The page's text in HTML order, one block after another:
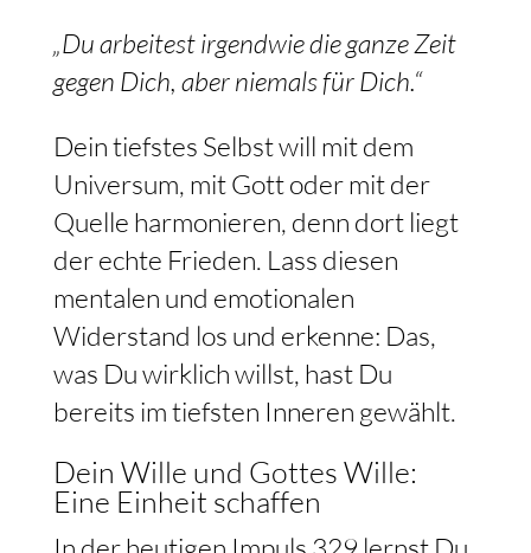
„Du arbeitest irgendwie die ganze Zeit
gegen Dich, aber niemals für Dich.“
Dein tiefstes Selbst will mit dem
Universum, mit Gott oder mit der
Quelle harmonieren, denn dort liegt
der echte Frieden. Lass diesen
mentalen und emotionalen
Widerstand los und erkenne: Das,
was Du wirklich willst, hast Du
bereits im tiefsten Inneren gewählt.
Dein Wille und Gottes Wille:
Eine Einheit schaffen